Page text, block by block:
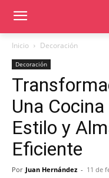
Inicio Decoración
Decoración
Una
Estilo y
Eficiente
Por Juan Hernández - 11 de